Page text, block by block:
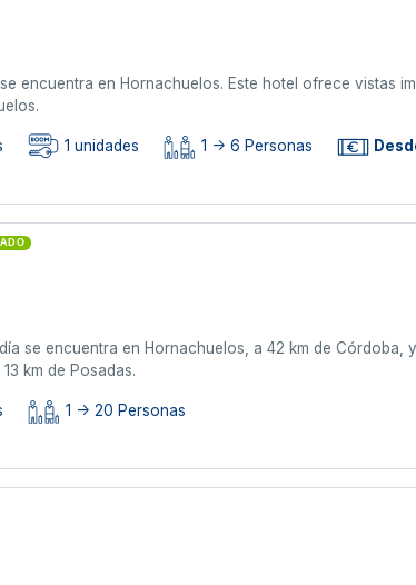
encuentra en Hornachuelos. Este hotel ofrece vistas
1 unidades 1 -> 6 Personas
se encuentra en Hornachuelos, a 42 km de Córdoba,
km de Posadas.
1 -> 20 Personas